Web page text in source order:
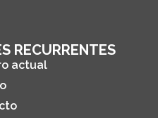
RECURRENTES
actual